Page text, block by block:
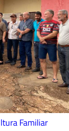
Familiar